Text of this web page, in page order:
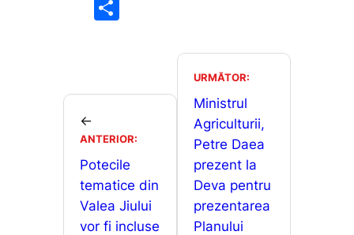
o
o
k
s
A
p
p
s
e
n
g
er
z
ă
←
ANTERIOR:
Potecile
tematice din
Valea Jiului
vor fi incluse
URMĂTOR:
Ministrul
Agriculturii,
Petre Daea
prezent la
Deva pentru
prezentarea
Planului